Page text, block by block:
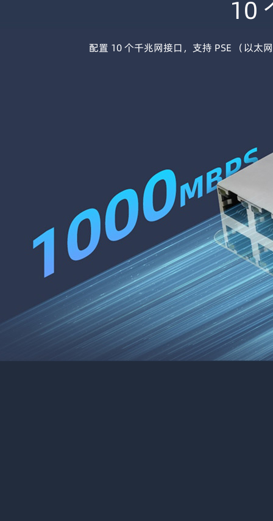
10
配置 10 个千兆网接口，支持 PSE （以太